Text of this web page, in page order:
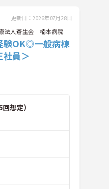
更新日：2026年07月28日
法人蒼生会 楠本病院
験OK◎一般病棟
社員＞
想定）